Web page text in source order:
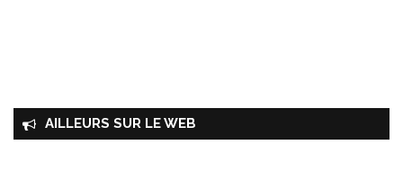
AILLEURS SUR LE WEB